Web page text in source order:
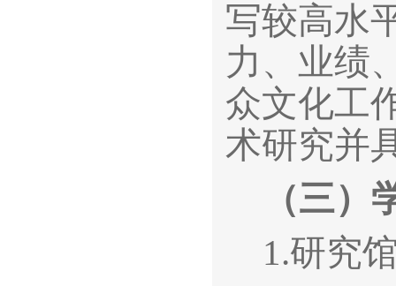
写较高水
力、业绩
众文化工
术研究并
（三）
1.研究